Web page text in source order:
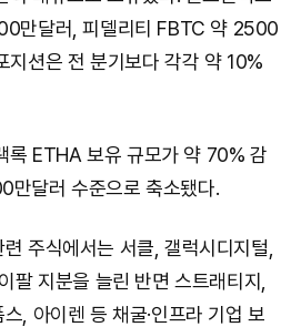
만달러, 피델리티 FBTC 약 2500
지션은 전 분기보다 각각 약 10%
록 ETHA 보유 규모가 약 70% 감
만달러 수준으로 축소됐다.
주식에서는 서클, 갤럭시디지털,
팔 지분을 늘린 반면 스트래티지,
, 아이렌 등 채굴·인프라 기업 보